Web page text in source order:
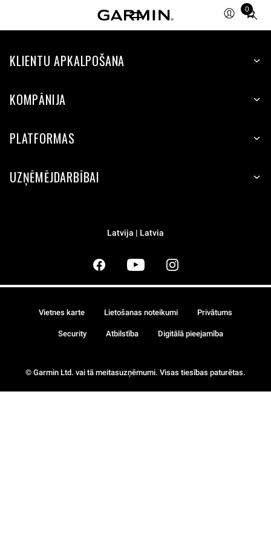
0
Total
items
cart:
KLIENTU APKALPOŠANA
KOMPĀNIJA
PLATFORMAS
UZŅĒMĒJDARBĪBAI
Latvija | Latvia
© Garmin Ltd. vai tā meitasuzņēmumi. Visas tiesības paturētas.
Vietnes karte Lietošanas noteikumi Privātums
Security Atbilstība Digitālā pieejamība